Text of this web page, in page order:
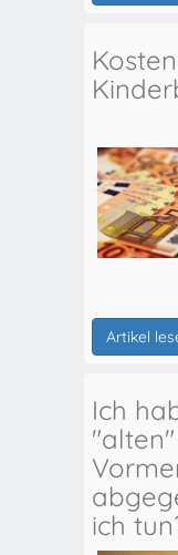
Artikel
Ich
ich